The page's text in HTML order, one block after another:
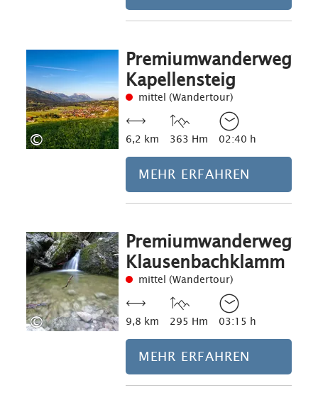
©
Premiumwanderweg
Kapellensteig
mittel (Wandertour)
6,2 km 363 Hm 02:40 h
MEHR ERFAHREN
©
Premiumwanderweg
Klausenbachklamm
mittel (Wandertour)
9,8 km 295 Hm 03:15 h
MEHR ERFAHREN